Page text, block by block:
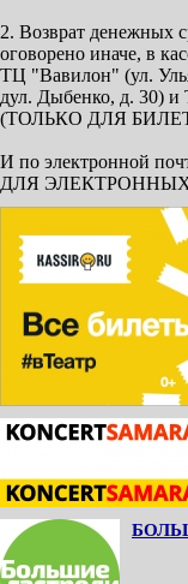
2. Возврат денежных
оговорено иначе, в
ТЦ "Вавилон" (ул.
дул. Дыбенко, д. 30)
(ТОЛЬКО ДЛЯ
И по электронной
ДЛЯ